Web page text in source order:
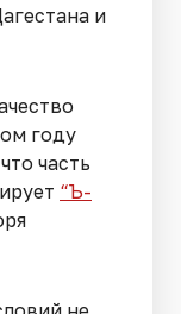
и
году
часть
“Ъ-